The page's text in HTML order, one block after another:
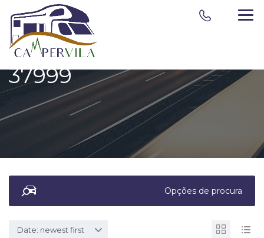
37999
Opções de procura
Date: newest first